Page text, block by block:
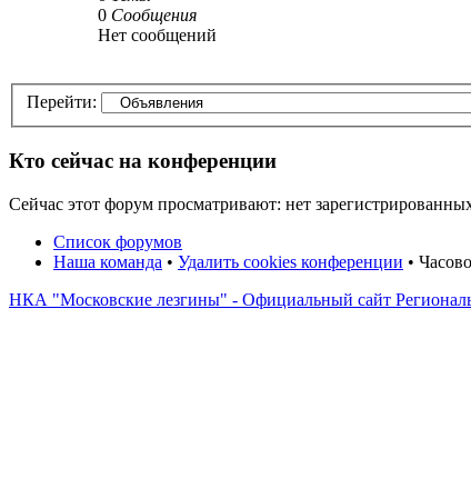
0 Сообщения
Нет сообщений
Перейти:
Кто сейчас на конференции
Сейчас этот форум просматривают: нет
Список форумов
Наша команда • Удалить cookies конференции •
НКА "Московские лезгины" - Официальный сайт